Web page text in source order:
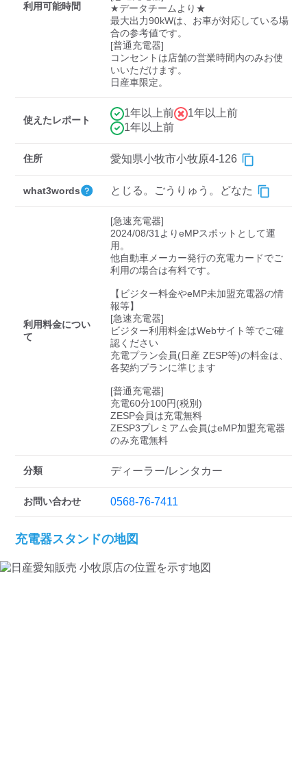
検索する
利用可能時間
★データチームより★
最大出力90kWは、お車が対応している場
合の参考値です。
[普通充電器]
コンセントは店舗の営業時間内のみお使
いいただけます。
日産車限定。
使えたレポート
1年以上前
1年以上前
1年以上前
住所 愛知県小牧市小牧原4-126
what3words とじる。ごうりゅう。どなた
利用料金につい
て
[急速充電器]
2024/08/31よりeMPスポットとして運
用。
他自動車メーカー発行の充電カードでご
利用の場合は有料です。
【ビジター料金やeMP未加盟充電器の情
報等】
[急速充電器]
ビジター利用料金はWebサイト等でご確
認ください
充電プラン会員(日産 ZESP等)の料金は、
各契約プランに準じます
[普通充電器]
充電60分100円(税別)
ZESP会員は充電無料
ZESP3プレミアム会員はeMP加盟充電器
のみ充電無料
分類 ディーラー/レンタカー
お問い合わせ 0568-76-7411
充電器スタンドの地図